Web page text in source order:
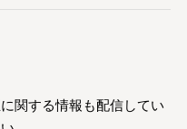
関する情報も配信してい